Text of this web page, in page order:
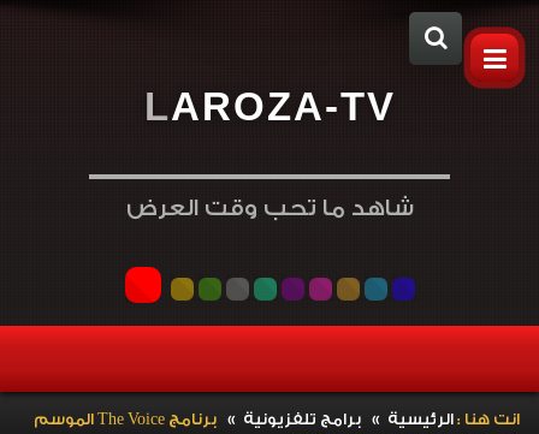
LAROZA-TV
شاهد ما تحب وقت العرض
انت هنا :الرئيسية » برامج تلفزيونية »
برنامج The Voice الموسم